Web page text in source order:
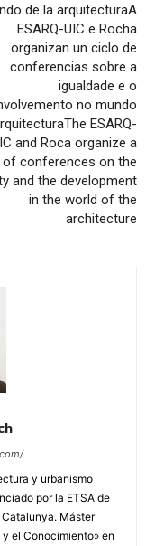
de la arquitecturaA
ESARQ-UIC e Rocha
organizan un ciclo de
conferencias sobre a
igualdade e o
no mundo
The ESARQ-
and Roca organize a
of conferences on the
and the development
in the world of the
architecture
y urbanismo
por la ETSA de
Máster
el Conocimiento» en